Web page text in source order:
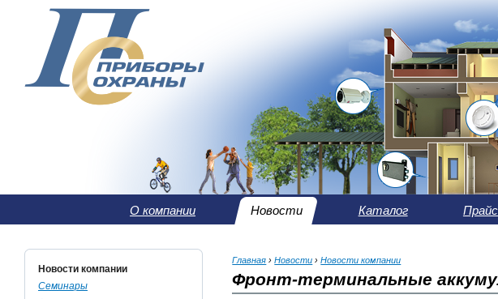
О компании Новости Каталог
Новости компании
Семинары
Главная ›Новости ›Новости компании
Фронт-терминальные